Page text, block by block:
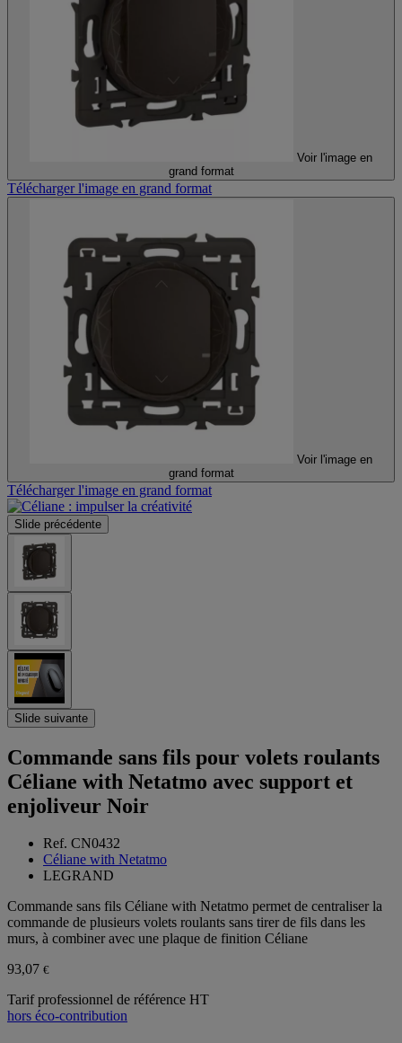
Voir l'image en
grand format
Télécharger l'image en grand format
Voir l'image en
grand format
Télécharger l'image en grand format
Slide précédente
Slide suivante
Commande sans fils pour volets roulants
Céliane with Netatmo avec support et
enjoliveur Noir
Ref. CN0432
Céliane with Netatmo
LEGRAND
Commande sans fils Céliane with Netatmo permet de centraliser la
commande de plusieurs volets roulants sans tirer de fils dans les
murs, à combiner avec une plaque de finition Céliane
93,07 €
Tarif professionnel de référence HT
hors éco-contribution